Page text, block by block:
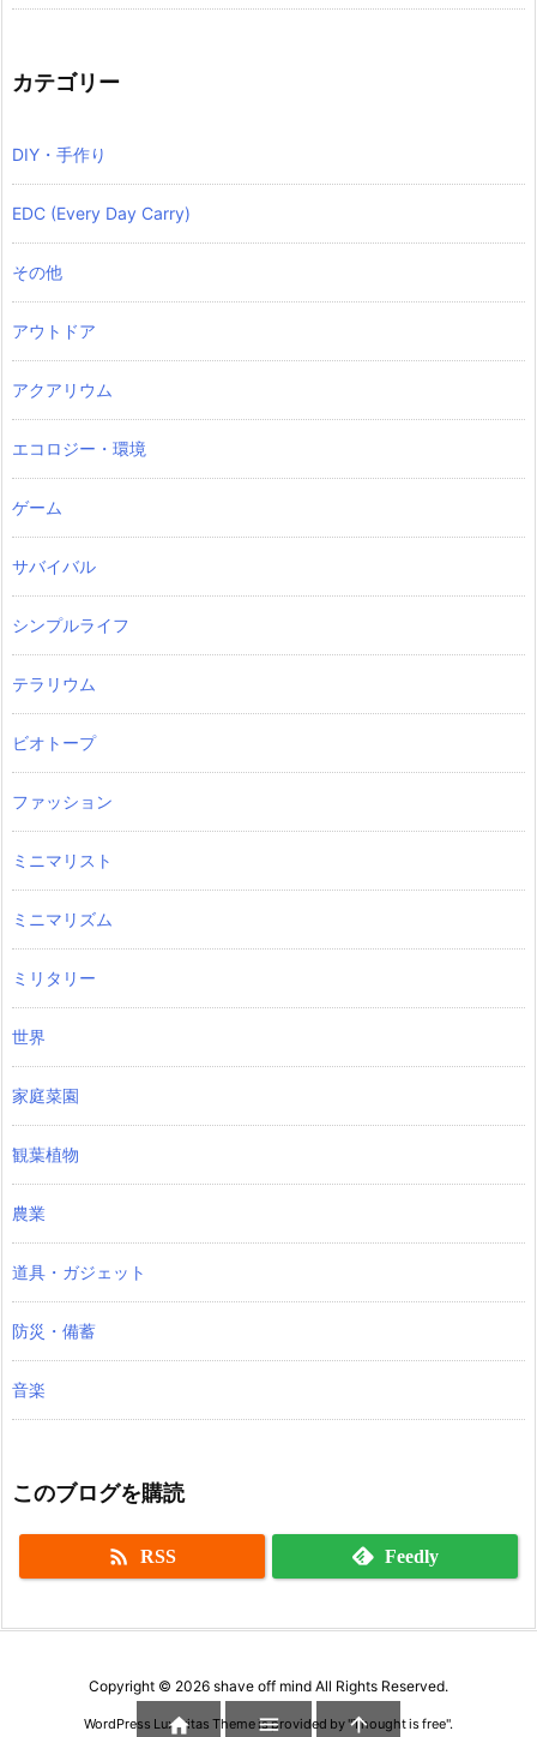
カテゴリー
DIY・手作り
EDC (Every Day Carry)
その他
アウトドア
アクアリウム
エコロジー・環境
ゲーム
サバイバル
シンプルライフ
テラリウム
ビオトープ
ファッション
ミニマリスト
ミニマリズム
ミリタリー
世界
家庭菜園
観葉植物
農業
道具・ガジェット
防災・備蓄
音楽
このブログを購読
 RSS Feedly
Copyright © 2026 shave off mind All Rights Reserved.
WordPress Luxeritas Theme is provided by "Thought is free".
  